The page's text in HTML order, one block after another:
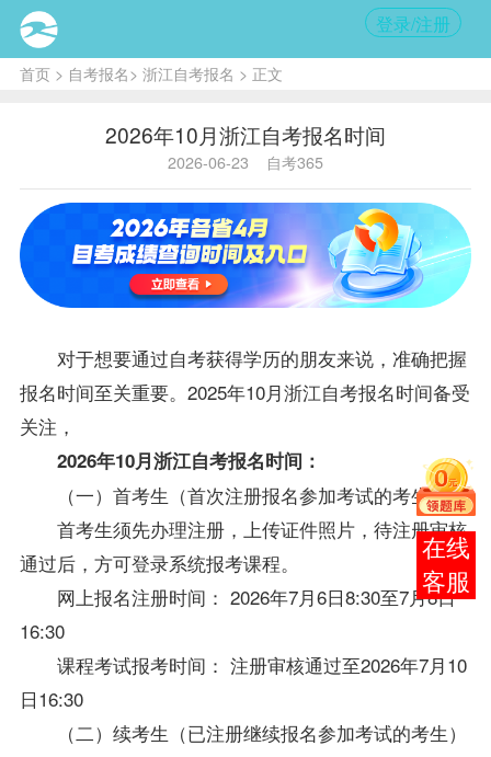
登录/注册
首页> 自考报名> 浙江自考报名 > 正文
2026年10月浙江自考报名时间
2026-06-23 自考365
对于想要通过自考获得学历的朋友来说，准确把握
报名时间至关重要。2025年10月浙江自考报名时间备受
关注，
2026年10月浙江自考报名时间：
（一）首考生（首次注册报名参加考试的考生）
首考生须先办理注册，上传证件照片，待注册审核
通过后，方可登录系统报考课程。
网上报名注册时间： 2026年7月6日8:30至7月8日
16:30
课程考试报考时间： 注册审核通过至2026年7月10
日16:30
（二）续考生（已注册继续报名参加考试的考生）
报考
咨询